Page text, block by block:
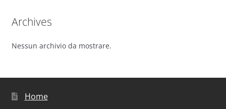
Archives
Nessun archivio da mostrare.
Home